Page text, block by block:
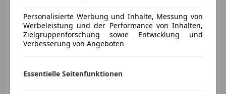
195 500 km
CMC Automobile
Personalisierte Werbung und Inhalte, Messung von
Werbeleistung und der Performance von Inhalten,
Zielgruppenforschung sowie Entwicklung und
Verbesserung von Angeboten
Essentielle Seitenfunktionen